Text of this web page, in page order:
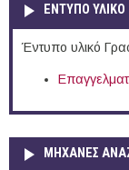
ΕΝΤΥΠΟ ΥΛΙΚΟ
Έντυπο υλικό
ΜΗΧΑΝΕΣ